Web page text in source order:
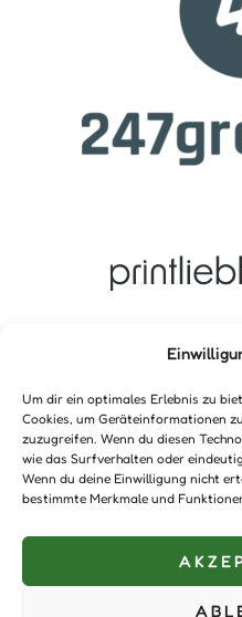
Um dir ein optimales Erlebnis zu
Cookies, um Geräteinformationen
zuzugreifen. Wenn du diesen
wie das Surfverhalten oder
Wenn du deine Einwilligung nicht
bestimmte Merkmale und